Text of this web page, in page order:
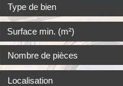
Type de bien
Nombre de pièces
Localisation